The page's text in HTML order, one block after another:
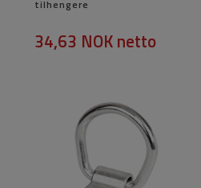
tilhengere
34,63 NOKnetto